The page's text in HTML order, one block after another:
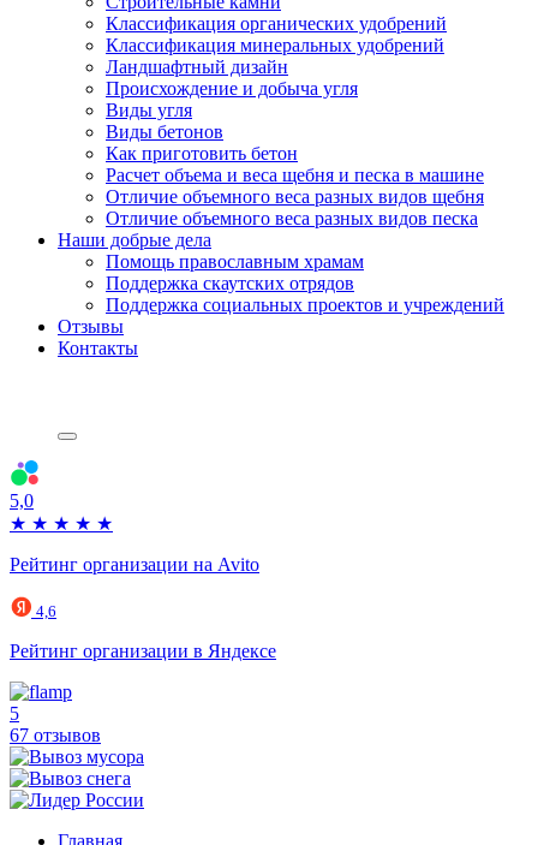
Классификация органических удобрений
Классификация минеральных удобрений
Ландшафтный дизайн
Происхождение и добыча угля
Виды угля
Виды бетонов
Как приготовить бетон
Расчет объема и веса щебня и песка в машине
Отличие объемного веса разных видов щебня
Отличие объемного веса разных видов песка
Наши добрые дела
Помощь православным храмам
Поддержка скаутских отрядов
Поддержка социальных проектов и учреждений
Отзывы
Контакты
5,0
★ ★ ★ ★ ★
Рейтинг организации на Avito
4,6
Рейтинг организации в Яндексе
5
67 отзывов
Главная